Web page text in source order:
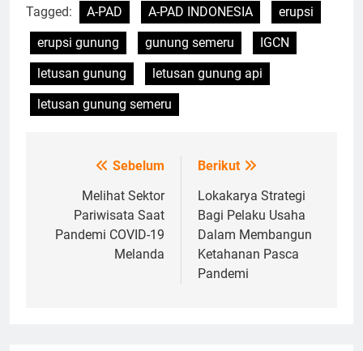
Tagged: A-PAD A-PAD INDONESIA
erupsi
erupsi gunung
gunung semeru
IGCN
letusan gunung
letusan gunung api
letusan gunung semeru
NavigasiSebelum
Melihat Sektor
Pariwisata Saat
Pandemi COVID-19
Melanda
Berikut
Lokakarya Strategi
Bagi Pelaku Usaha
Dalam Membangun
Ketahanan Pasca
Pandemi